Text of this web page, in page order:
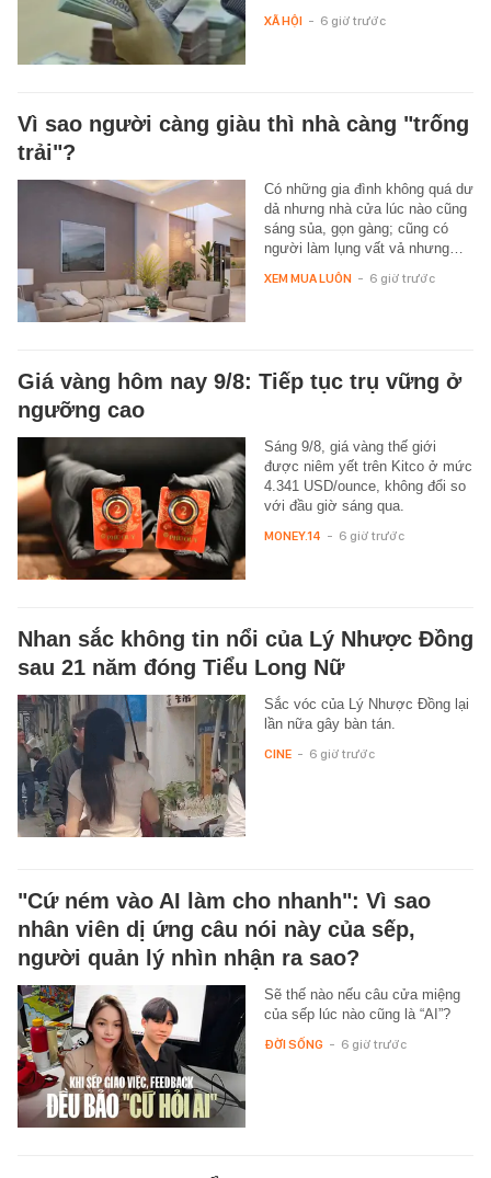
XÃ HỘI - 6 giờ trước
Vì sao người càng giàu thì nhà càng "trống
trải"?
Có những gia đình không quá dư
dả nhưng nhà cửa lúc nào cũng
sáng sủa, gọn gàng; cũng có
người làm lụng vất vả nhưng…
XEM MUA LUÔN - 6 giờ trước
Giá vàng hôm nay 9/8: Tiếp tục trụ vững ở
ngưỡng cao
Sáng 9/8, giá vàng thế giới
được niêm yết trên Kitco ở mức
4.341 USD/ounce, không đổi so
với đầu giờ sáng qua.
MONEY.14 - 6 giờ trước
Nhan sắc không tin nổi của Lý Nhược Đồng
sau 21 năm đóng Tiểu Long Nữ
Sắc vóc của Lý Nhược Đồng lại
lần nữa gây bàn tán.
CINE - 6 giờ trước
"Cứ ném vào AI làm cho nhanh": Vì sao
nhân viên dị ứng câu nói này của sếp,
người quản lý nhìn nhận ra sao?
Sẽ thế nào nếu câu cửa miệng
của sếp lúc nào cũng là “AI”?
ĐỜI SỐNG - 6 giờ trước